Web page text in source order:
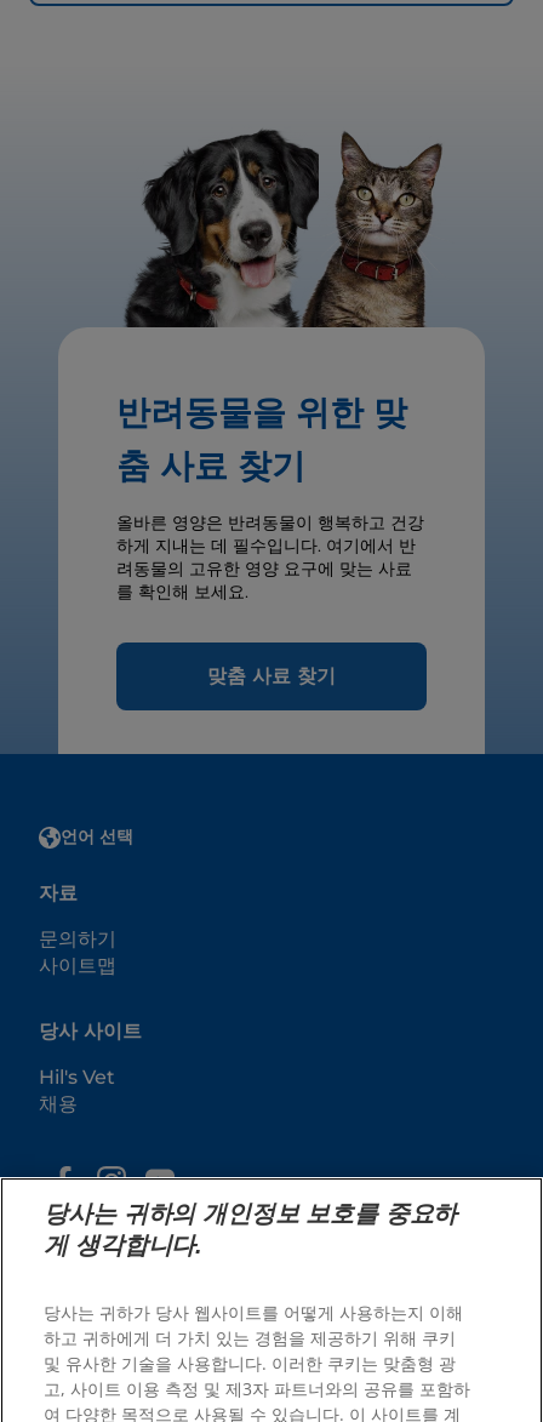
반려동물을 위한 맞
춤 사료 찾기
올바른 영양은 반려동물이 행복하고 건강
하게 지내는 데 필수입니다. 여기에서 반
려동물의 고유한 영양 요구에 맞는 사료
를 확인해 보세요.
맞춤 사료 찾기
언어 선택
자료
문의하기
사이트맵
당사 사이트
Hil's Vet
채용
© 2026 Hill's Pet Nutrition, Inc.
본 전자 메일에서 이 정보를 사용하는 경우 힐스의 개인정보
보호 정책 및 이용약관에 따릅니다. About our Ads.
당사는 귀하의 개인정보 보호를 중요하
게 생각합니다.
당사는 귀하가 당사 웹사이트를 어떻게 사용하는지 이해
하고 귀하에게 더 가치 있는 경험을 제공하기 위해 쿠키
및 유사한 기술을 사용합니다. 이러한 쿠키는 맞춤형 광
고, 사이트 이용 측정 및 제3자 파트너와의 공유를 포함하
여 다양한 목적으로 사용될 수 있습니다. 이 사이트를 계